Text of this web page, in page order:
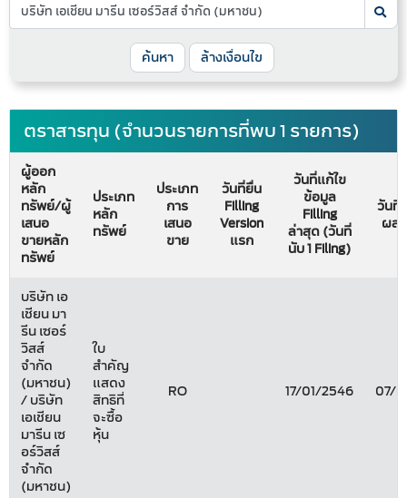
ค้นหา ล้างเงื่อนไข
ตราสารทุน (จำนวนรายการที่พบ 1 รายการ)
ผู้ออก
หลัก
ทรัพย์/ผู้
เสนอ
ขายหลัก
ทรัพย์
ประเภท
หลัก
ทรัพย์
ประเภท
การ
เสนอ
ขาย
วันที่ยื่น
Filling
Version
แรก
วันที่แก้ไข
ข้อมูล
Filling
ล่าสุด (วันที่
นับ 1 Filing)
วันที่
ผล
บริษัท เอ
เชียน มา
รีน เซอร์
วิสส์
จำกัด
(มหาชน)
/ บริษัท
เอเชียน
มารีน เซ
อร์วิสส์
จำกัด
(มหาชน)
ใบ
สำคัญ
แสดง
สิทธิที่
จะซื้อ
หุ้น
RO 17/01/2546 07/